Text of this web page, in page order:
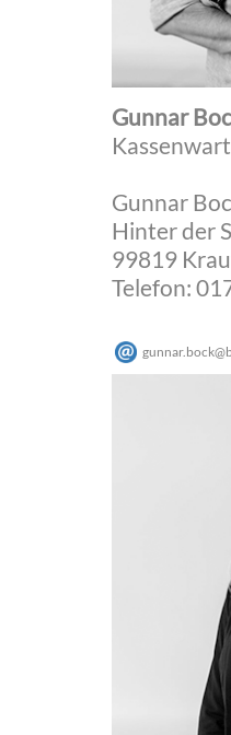
Gunnar
Kassenwart
Gunnar
Hinter der
99819
Telefon:
gunnar.bock@